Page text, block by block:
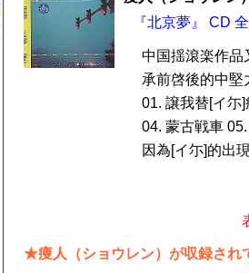
『北京夢』 CD
中国揺滾楽作品
承前啓後的中堅
01. 譲我替[イ尓
04. 蒙古戦車
因為[イ尓]的出
★痩人（ショウレン）が収録され